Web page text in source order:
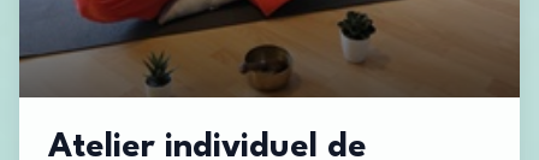
Atelier individuel de